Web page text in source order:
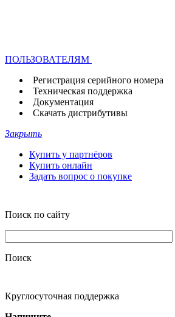
ПОЛЬЗОВАТЕЛЯМ
Регистрация серийного номера
Техническая поддержка
Документация
Скачать дистрибутивы
Закрыть
Купить у партнёров
Купить онлайн
Задать вопрос о покупке
Поиск по сайту
Поиск
Круглосуточная поддержка